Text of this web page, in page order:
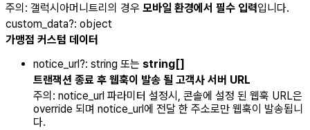
주의: 갤럭시아머니트리의 경우 모바일 환경에서 필수 입력입니다.
custom_data?: object
가맹점 커스텀 데이터
notice_url?: string 또는 string[]
트랜잭션 종료 후 웹훅이 발송 될 고객사 서버 URL
주의: notice_url 파라미터 설정시, 콘솔에 설정 된 웹훅 URL은
override 되며 notice_url에 전달 한 주소로만 웹훅이 발송됩니
다.